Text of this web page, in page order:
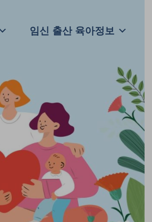
임신 출산 육아정보